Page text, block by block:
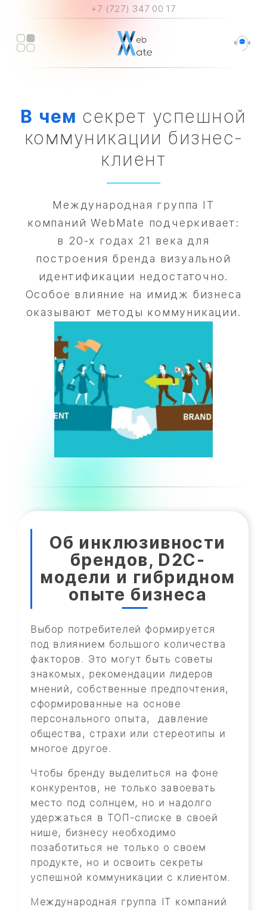
+7 (727) 347 00 17
В чем секрет успешной
коммуникации бизнес-
клиент
Международная группа IT
компаний WebMate подчеркивает:
в 20-х годах 21 века для
построения бренда визуальной
идентификации недостаточно.
Особое влияние на имидж бизнеса
оказывают методы коммуникации.
Об инклюзивности
брендов, D2C-
модели и гибридном
опыте бизнеса
Выбор потребителей формируется
под влиянием большого количества
факторов. Это могут быть советы
знакомых, рекомендации лидеров
мнений, собственные предпочтения,
сформированные на основе
персонального опыта, давление
общества, страхи или стереотипы и
многое другое.
Чтобы бренду выделиться на фоне
конкурентов, не только завоевать
место под солнцем, но и надолго
удержаться в ТОП-списке в своей
нише, бизнесу необходимо
позаботиться не только о своем
продукте, но и освоить секреты
успешной коммуникации с клиентом.
Международная группа IT компаний